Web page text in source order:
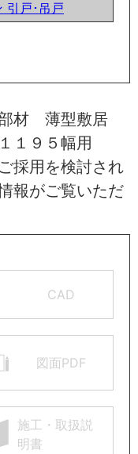
引戸･吊戸
部材 薄型敷居
１９５幅用
採用を検討され
報がご覧いただ
CAD
図面PDF
施工・取扱説
明書